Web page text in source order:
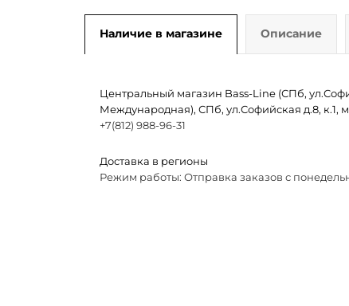
Наличие в магазине Описание
Центральный магазин Bass-Line (СПб,
Международная), СПб, ул.Софийская д.8, к.1,
+7(812) 988-96-31
Доставка в регионы
Режим работы: Отправка заказов с